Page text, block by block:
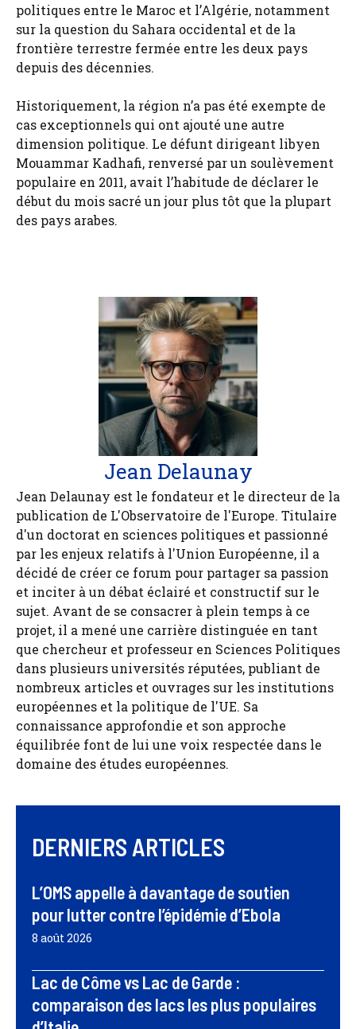
politiques entre le Maroc et l’Algérie, notamment
sur la question du Sahara occidental et de la
frontière terrestre fermée entre les deux pays
depuis des décennies.
Historiquement, la région n’a pas été exempte de
cas exceptionnels qui ont ajouté une autre
dimension politique. Le défunt dirigeant libyen
Mouammar Kadhafi, renversé par un soulèvement
populaire en 2011, avait l’habitude de déclarer le
début du mois sacré un jour plus tôt que la plupart
des pays arabes.
Jean Delaunay
Jean Delaunay est le fondateur et le directeur de la
publication de L'Observatoire de l'Europe. Titulaire
d'un doctorat en sciences politiques et passionné
par les enjeux relatifs à l'Union Européenne, il a
décidé de créer ce forum pour partager sa passion
et inciter à un débat éclairé et constructif sur le
sujet. Avant de se consacrer à plein temps à ce
projet, il a mené une carrière distinguée en tant
que chercheur et professeur en Sciences Politiques
dans plusieurs universités réputées, publiant de
nombreux articles et ouvrages sur les institutions
européennes et la politique de l'UE. Sa
connaissance approfondie et son approche
équilibrée font de lui une voix respectée dans le
domaine des études européennes.
DERNIERS ARTICLES
L’OMS appelle à davantage de soutien
pour lutter contre l’épidémie d’Ebola
8 août 2026
Lac de Côme vs Lac de Garde :
comparaison des lacs les plus populaires